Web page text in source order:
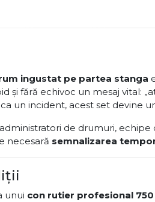
ingustat pe partea stanga
și fără echivoc un mesaj vital:
un incident, acest set devine
de drumuri,
necesară semnalizarea
unui con rutier profesional